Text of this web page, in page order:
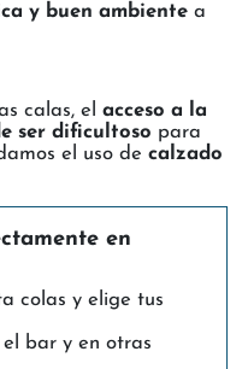
y buen ambiente a
calas, el acceso a la
ser dificultoso para
el uso de calzado
en
colas y elige tus
el bar y en otras